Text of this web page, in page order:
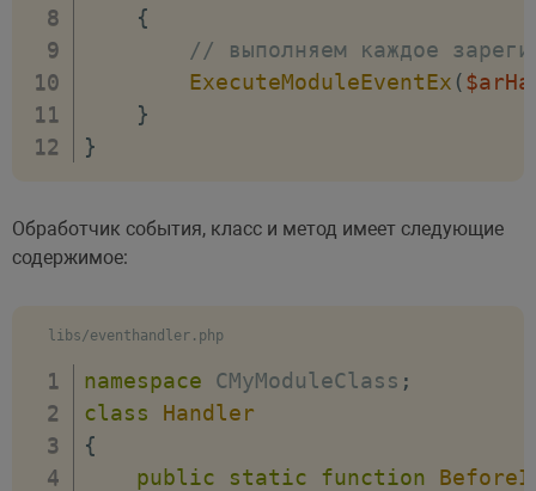
{
// выполняем каждое
ExecuteModuleEventEx (
}
}
Обработчик события, класс и метод имеет следующие
содержимое:
libs/eventhandler.php
namespace CMyModuleClass ;
class
Handler
{
public
static function